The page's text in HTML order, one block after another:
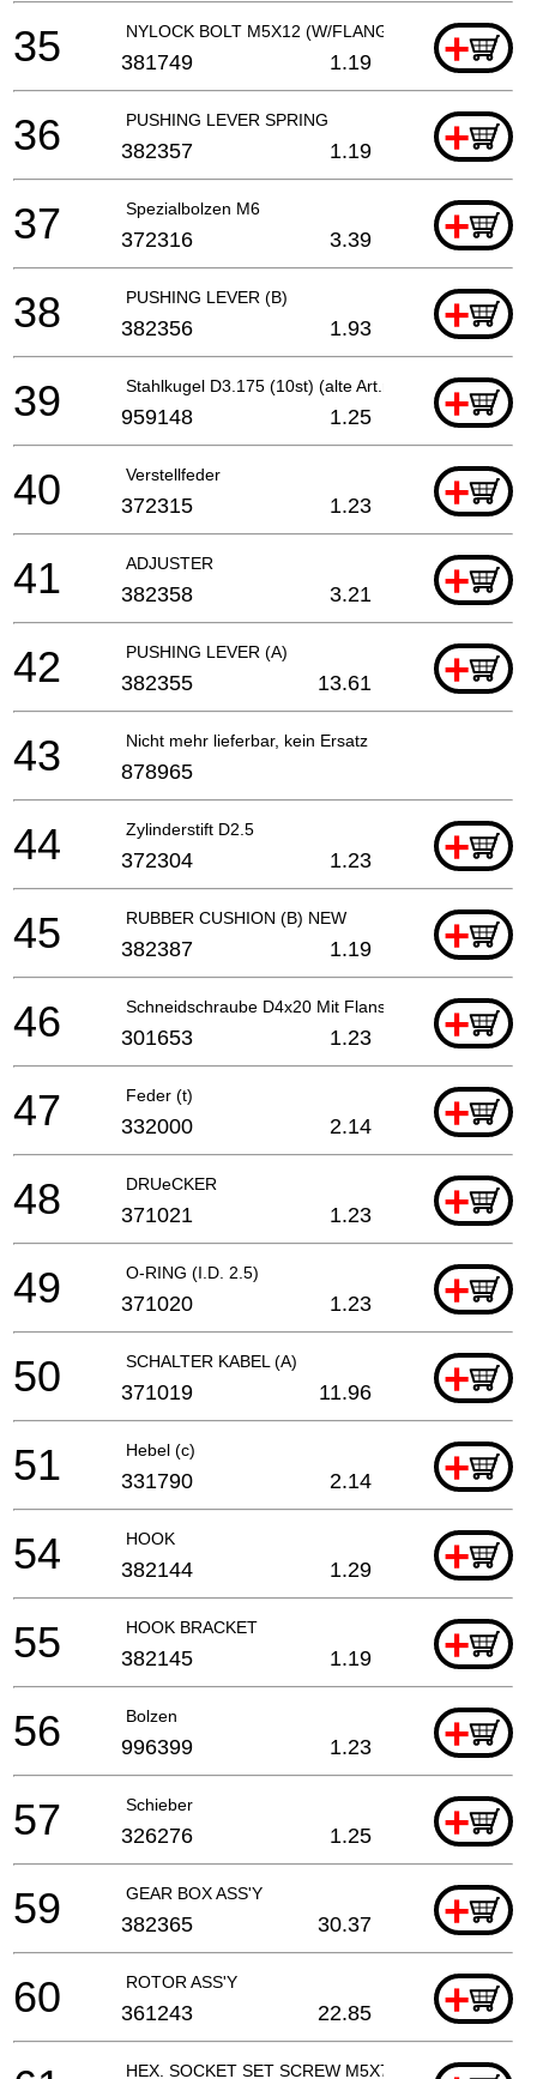
NYLOCK BOLT M5X12 (W/FLANGE) +
35 381749 1.19
PUSHING LEVER SPRING +
36 382357 1.19
Spezialbolzen M6 +
37 372316 3.39
PUSHING LEVER (B) +
38 382356 1.93
Stahlkugel D3.175 (10st) (alte Art.nr.939270) Wh1
+
39 959148 1.25
Verstellfeder +
40 372315 1.23
ADJUSTER +
41 382358 3.21
PUSHING LEVER (A) +
42 382355 13.61
Nicht mehr lieferbar, kein Ersatz
43 878965
Zylinderstift D2.5 +
44 372304 1.23
RUBBER CUSHION (B) NEW +
45 382387 1.19
Schneidschraube D4x20 Mit Flansch (schwarz), C8fs
+
46 301653 1.23
Feder (t) +
47 332000 2.14
DRUeCKER +
48 371021 1.23
O-RING (I.D. 2.5) +
49 371020 1.23
SCHALTER KABEL (A) +
50 371019 11.96
Hebel (c) +
51 331790 2.14
HOOK +
54 382144 1.29
HOOK BRACKET +
55 382145 1.19
Bolzen +
56 996399 1.23
Schieber +
57 326276 1.25
GEAR BOX ASS'Y +
59 382365 30.37
ROTOR ASS'Y +
60 361243 22.85
HEX. SOCKET SET SCREW M5X7